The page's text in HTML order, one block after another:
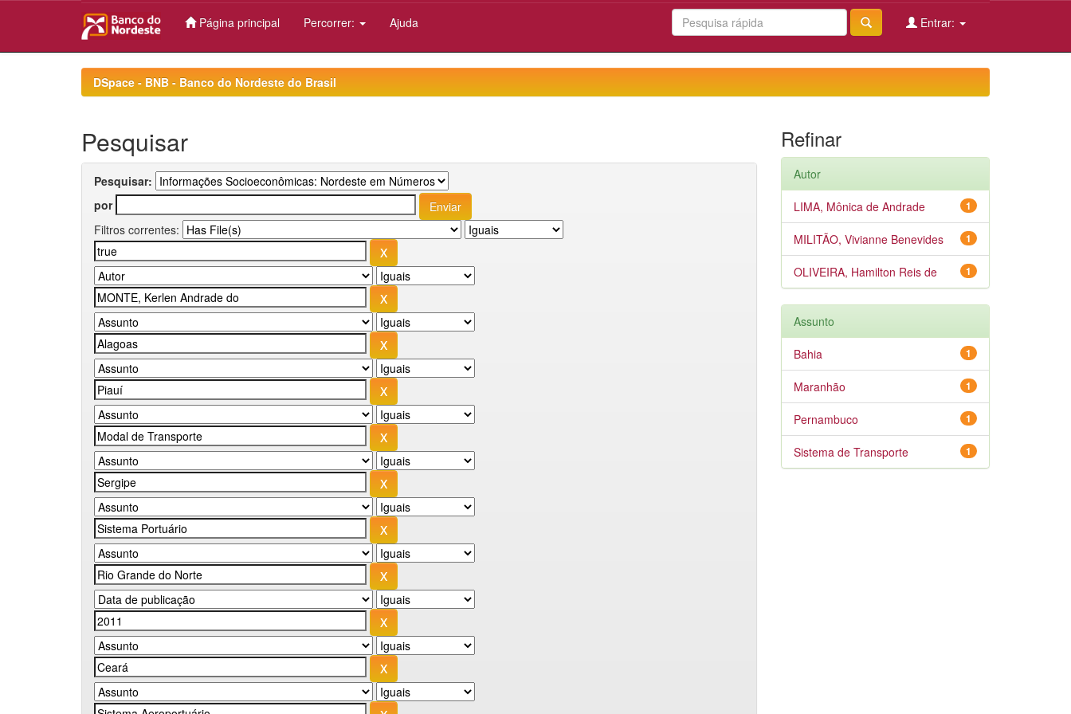
Página principal Percorrer: Ajuda Entrar:
DSpace - BNB - Banco do Nordeste do Brasil
Pesquisar
Pesquisar:
por
Filtros correntes:
Refinar
Autor
1
LIMA, Mônica de Andrade
1
MILITÃO, Vivianne Benevides
1
OLIVEIRA, Hamilton Reis de
Assunto
1
Bahia
1
Maranhão
1
Pernambuco
1
Sistema de Transporte